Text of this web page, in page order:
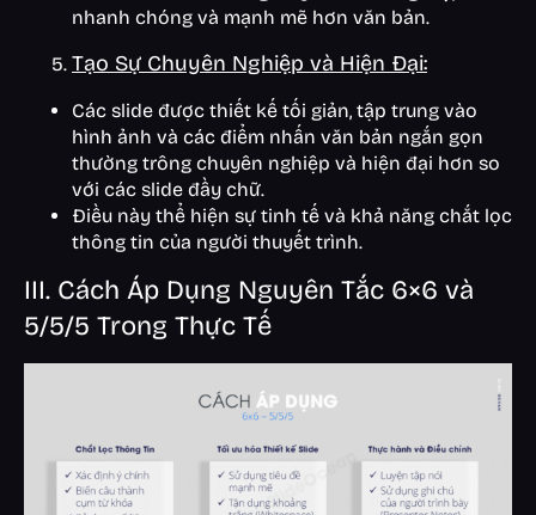
nhanh chóng và mạnh mẽ hơn văn bản.
Tạo Sự Chuyên Nghiệp và Hiện Đại:
Các slide được thiết kế tối giản, tập trung vào
hình ảnh và các điểm nhấn văn bản ngắn gọn
thường trông chuyên nghiệp và hiện đại hơn so
với các slide đầy chữ.
Điều này thể hiện sự tinh tế và khả năng chắt lọc
thông tin của người thuyết trình.
III. Cách Áp Dụng Nguyên Tắc 6×6 và
5/5/5 Trong Thực Tế